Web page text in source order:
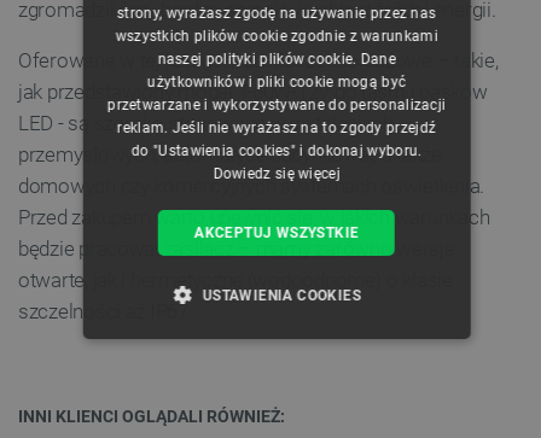
zgromadziliśmy bardzo szeroki wachlarz źródeł energii.
Oferowane w tej kategorii zasilacze montażowe – takie,
jak przedstawiony model T-60W-12V do taśm i pasków
LED - są szeroko stosowane w instalacjach
przemysłowych, automatyce budynkowej, a także
domowych czy komercyjnych systemach oświetlenia.
Przed zakupem warto upewnić się, w jakich warunkach
będzie pracował zasilacz – mamy zarówno wersje
otwarte, jak i hermetyczne (wodoodporne) o klasie
szczelności aż IP67.
INNI KLIENCI OGLĄDALI RÓWNIEŻ:
ENGLISH
GERMAN
strony, wyrażasz zgodę na używanie przez nas
wszystkich plików cookie zgodnie z warunkami
naszej polityki plików cookie. Dane
użytkowników i pliki cookie mogą być
przetwarzane i wykorzystywane do personalizacji
reklam. Jeśli nie wyrażasz na to zgody przejdź
do "Ustawienia cookies" i dokonaj wyboru.
Dowiedz się więcej
AKCEPTUJ WSZYSTKIE
USTAWIENIA COOKIES
TARGETOWANIE